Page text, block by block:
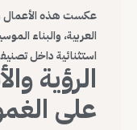
عكست هذه الأعمال
العربية، والبناء
استثنائية داخل
الرؤية
على